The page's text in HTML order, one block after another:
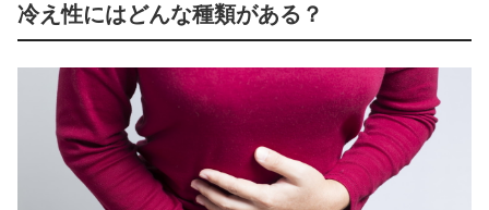
冷え性にはどんな種類がある？